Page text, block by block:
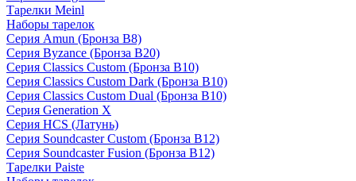
Тарелки Meinl
Наборы тарелок
Серия Amun (Бронза B8)
Серия Byzance (Бронза B20)
Серия Classics Custom (Бронза B10)
Серия Classics Custom Dark (Бронза B10)
Серия Classics Custom Dual (Бронза B10)
Серия Generation X
Серия HCS (Латунь)
Серия Soundcaster Custom (Бронза B12)
Серия Soundcaster Fusion (Бронза B12)
Тарелки Paiste